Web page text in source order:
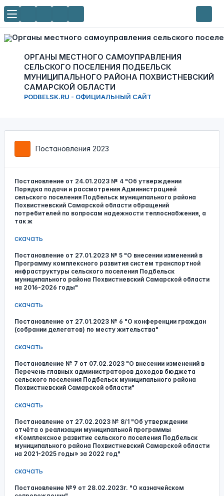
ОРГАНЫ МЕСТНОГО САМОУПРАВЛЕНИЯ
СЕЛЬСКОГО ПОСЕЛЕНИЯ ПОДБЕЛЬСК
МУНИЦИПАЛЬНОГО РАЙОНА ПОХВИСТНЕВСКИЙ
САМАРСКОЙ ОБЛАСТИ
PODBELSK.RU - ОФИЦИАЛЬНЫЙ САЙТ
Постановления 2023
Постановление от 24.01.2023 № 4 "Об утверждении
Порядка подачи и рассмотрения Администрацией
сельского поселения Подбельск муниципального района
Похвистневский Самарской области обращений
потребителей по вопросам надежности теплоснабжения, а
так ж
скачать
Постановление от 27.01.2023 № 5 "О внесении изменений в
Программу комплексного развития систем транспортной
инфраструктуры сельского поселения Подбельск
муниципального района Похвистневский Самарской области
на 2016-2026 годы"
скачать
Постановление от 27.01.2023 № 6 "О конференции граждан
(собрании делегатов) по месту жительства"
скачать
Постановление № 7 от 07.02.2023 "О внесении изменений в
Перечень главных администраторов доходов бюджета
сельского поселения Подбельск муниципального района
Похвистневский Самарской области"
скачать
Постановление от 27.02.2023 № 8/1 "Об утверждении
отчёта о реализации муниципальной программы
«Комплексное развитие сельского поселения Подбельск
муниципального района Похвистневский Самарской области
на 2021-2025 годы» за 2022 год"
скачать
Постановление №9 от 28.02.2023г. "О казначейском